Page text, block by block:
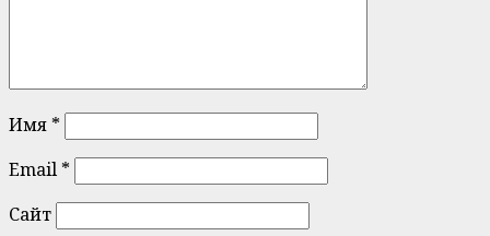
Имя *
Email *
Сайт